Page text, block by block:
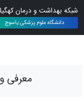
شبکه بهداشت و درمان
دانشگاه علوم پزشکی یاسوج
معرفی